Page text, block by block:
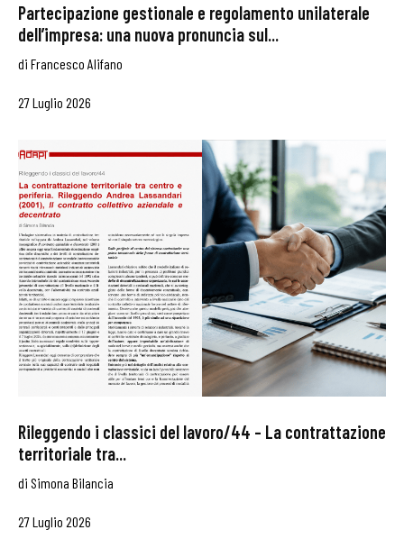
Partecipazione gestionale e regolamento unilaterale
dell’impresa: una nuova pronuncia sul...
di Francesco Alifano
27 Luglio 2026
Rileggendo i classici del lavoro/44 – La contrattazione
territoriale tra...
di Simona Bilancia
27 Luglio 2026